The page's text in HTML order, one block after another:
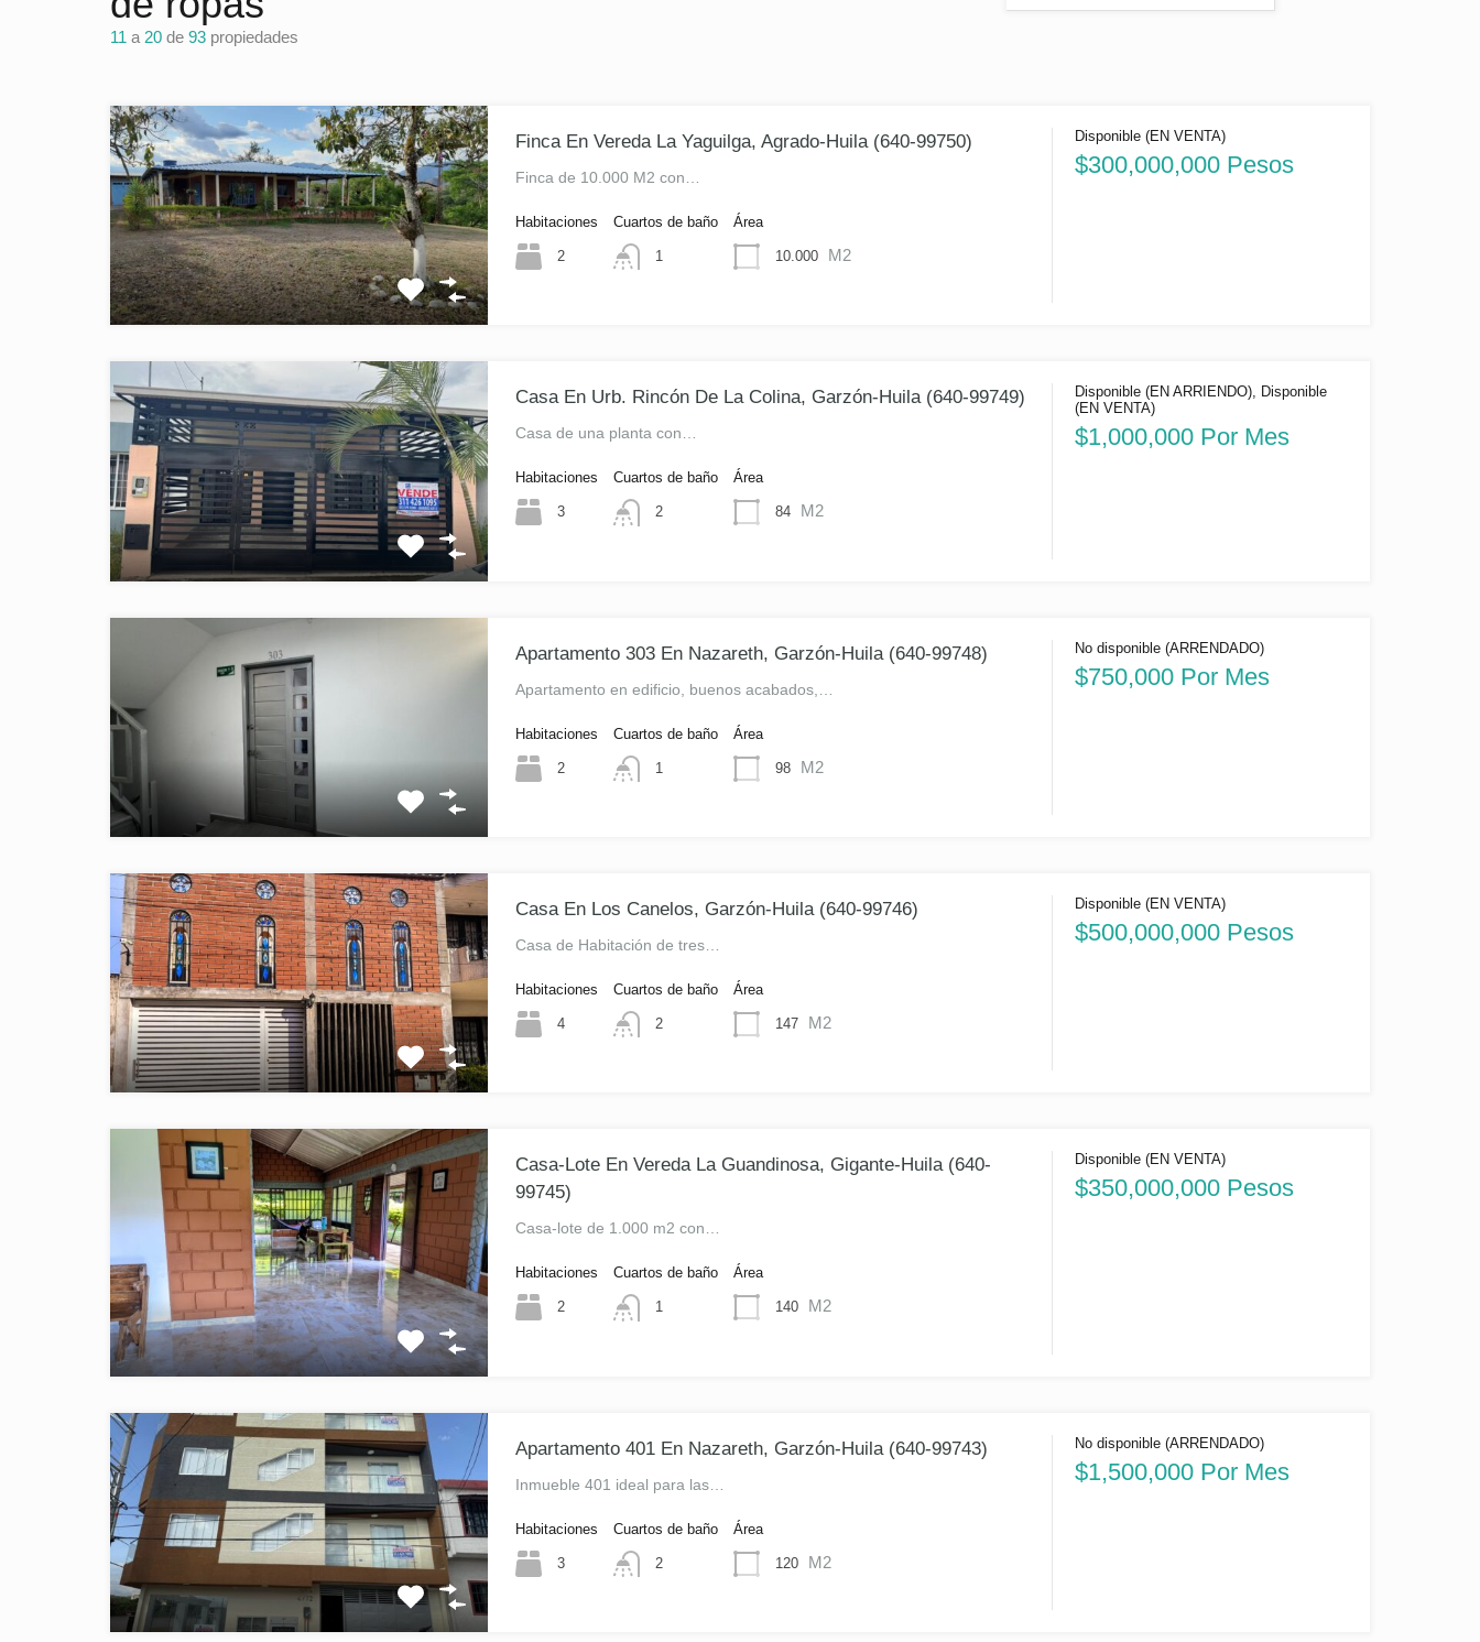
11 a 20 de 93 propiedades
Finca En Vereda La Yaguilga, Agrado-Huila (640-99750)
Finca de 10.000 M2 con…
Habitaciones
2
Cuartos de baño
1
Área
10.000 M2
Disponible (EN VENTA)
$300,000,000 Pesos
Casa En Urb. Rincón De La Colina, Garzón-Huila (640-99749)
Casa de una planta con…
Habitaciones
3
Cuartos de baño
2
Área
84 M2
Disponible (EN ARRIENDO), Disponible
(EN VENTA)
$1,000,000 Por Mes
Apartamento 303 En Nazareth, Garzón-Huila (640-99748)
Apartamento en edificio, buenos acabados,…
Habitaciones
2
Cuartos de baño
1
Área
98 M2
No disponible (ARRENDADO)
$750,000 Por Mes
Casa En Los Canelos, Garzón-Huila (640-99746)
Casa de Habitación de tres…
Habitaciones
4
Cuartos de baño
2
Área
147 M2
Disponible (EN VENTA)
$500,000,000 Pesos
Casa-Lote En Vereda La Guandinosa, Gigante-Huila (640-
99745)
Casa-lote de 1.000 m2 con…
Habitaciones
2
Cuartos de baño
1
Área
140 M2
Disponible (EN VENTA)
$350,000,000 Pesos
Apartamento 401 En Nazareth, Garzón-Huila (640-99743)
Inmueble 401 ideal para las…
Habitaciones
3
Cuartos de baño
2
Área
120 M2
No disponible (ARRENDADO)
$1,500,000 Por Mes